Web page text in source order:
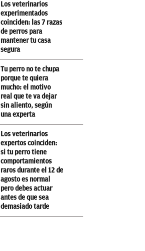
Los veterinarios
experimentados
coinciden: las 7 razas
de perros para
mantener tu casa
segura
Tu perro no te chupa
porque te quiera
mucho: el motivo
real que te va dejar
sin aliento, según
una experta
Los veterinarios
expertos coinciden:
si tu perro tiene
comportamientos
raros durante el 12 de
agosto es normal
pero debes actuar
antes de que sea
demasiado tarde